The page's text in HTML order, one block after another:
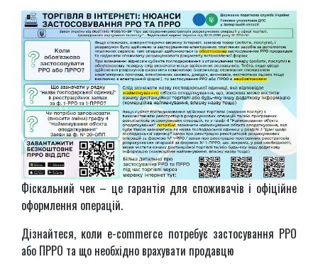
Фіскальний чек – це гарантія для споживачів і офіційне
оформлення операцій.
Дізнайтеся, коли e-commerce потребує застосування РРО
або ПРРО та що необхідно врахувати продавцю